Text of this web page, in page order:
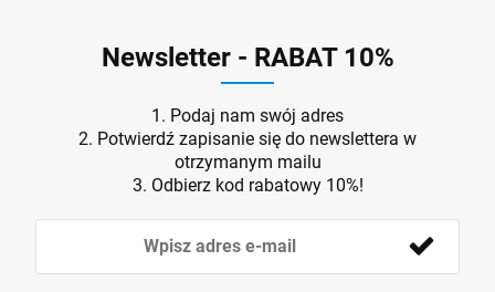
Newsletter - RABAT 10%
1. Podaj nam swój adres
2. Potwierdź zapisanie się do newslettera w
otrzymanym mailu
3. Odbierz kod rabatowy 10%!